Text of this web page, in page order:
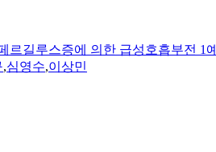
르길루스증에 의한 급성호흡부전 1예
,심영수,이상민